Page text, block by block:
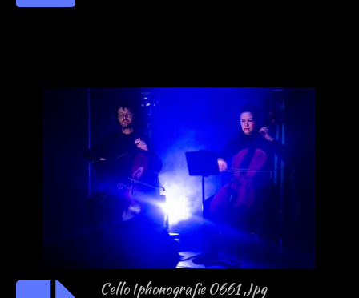
Cello Iphonografie 0661 Jpg